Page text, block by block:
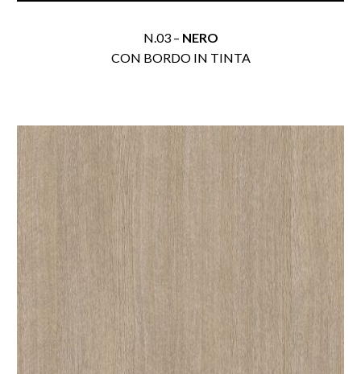
N.03 – NERO
CON BORDO IN TINTA